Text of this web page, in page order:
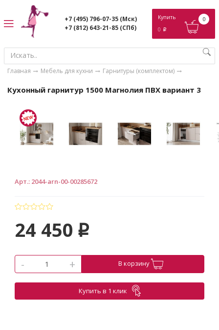
+7 (495) 796-07-35 (Мск)
+7 (812) 643-21-85 (СПб)
Купить
0 p
0
Главная Мебель для кухни Гарнитуры (комплектом)
Кухонный гарнитур 1500 Магнолия ПВХ вариант 3
Арт.: 2044-arn-00-00285672
24 450 p
- + В корзину
Купить в 1 клик